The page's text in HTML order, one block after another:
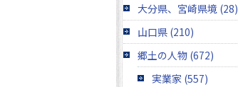
大分県、宮崎県境 (28)
山口県 (210)
郷土の人物 (672)
実業家 (557)